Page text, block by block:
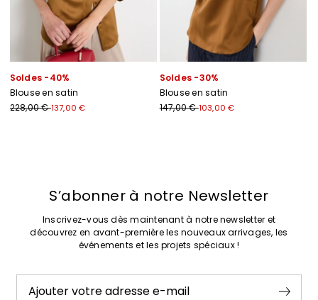
Soldes -40%
Blouse en satin
228,00 €137,00 €
Soldes -30%
Blouse en satin
147,00 €103,00 €
S’abonner à notre Newsletter
Inscrivez-vous dès maintenant à notre newsletter et
découvrez en avant-première les nouveaux arrivages, les
événements et les projets spéciaux !
Ajouter votre adresse e-mail